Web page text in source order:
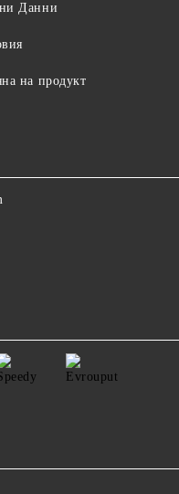
Данни
на продукт